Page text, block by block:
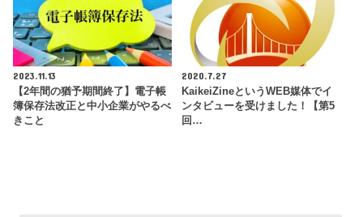
2023.11.13
【2年間の猶予期間終了】電子帳
簿保存法改正と中小企業がやるべ
きこと
2020.7.27
KaikeiZineというWEB媒体でイ
ンタビューを受けました！【第5
回…